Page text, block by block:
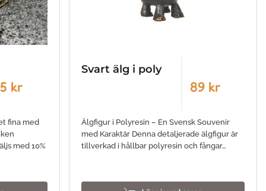
kr
fina med
med 10%
Svart älg i poly
89 kr
Älgfigur i Polyresin – En Svensk Souvenir
med Karaktär Denna detaljerade älgfigur är
tillverkad i hållbar polyresin och fångar…